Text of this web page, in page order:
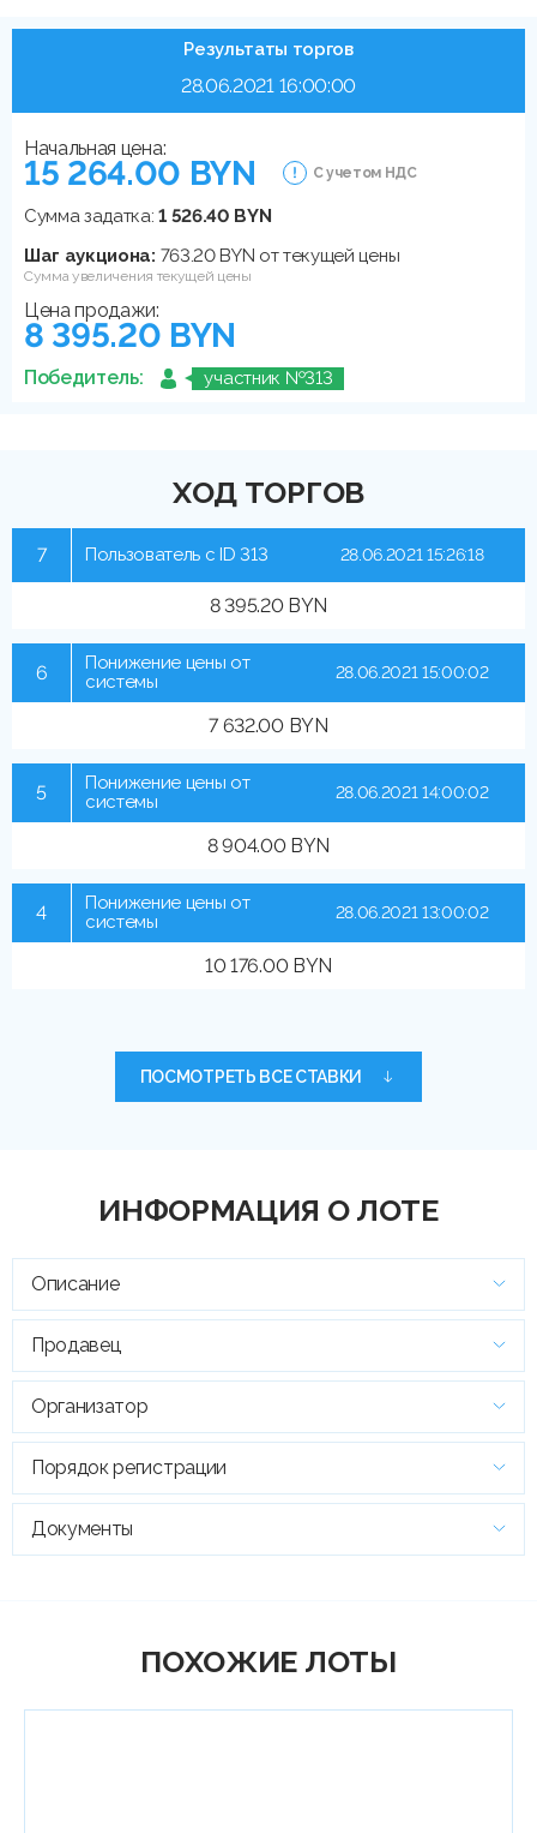
Результаты торгов
28.06.2021 16:00:00
Начальная цена:
15 264.00 BYN С учетом НДС
Сумма задатка:1 526.40 BYN
Шаг аукциона: 763.20 BYN от текущей цены
Сумма увеличения текущей цены
Цена продажи:
8 395.20 BYN
Победитель: участник №313
ХОД ТОРГОВ
7 Пользователь с ID 313
8 395.20 BYN
28.06.2021 15:26:18
6
Понижение цены от
системы
7 632.00 BYN
28.06.2021 15:00:02
5
Понижение цены от
системы
8 904.00 BYN
28.06.2021 14:00:02
4
Понижение цены от
системы
10 176.00 BYN
28.06.2021 13:00:02
ПОСМОТРЕТЬ ВСЕ СТАВКИ
ИНФОРМАЦИЯ О ЛОТЕ
Описание
Продавец
Организатор
Порядок регистрации
Документы
ПОХОЖИЕ ЛОТЫ